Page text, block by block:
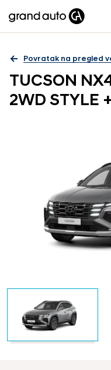
Povratak na pregled
TUCSON
2WD STYLE